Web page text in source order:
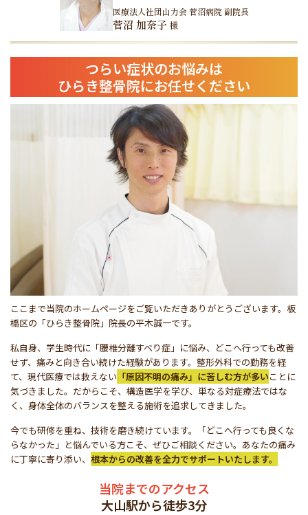
医療法人社団山力会 菅沼病院 副院長
菅沼 加奈子 様
つらい症状のお悩みは
ひらき整骨院にお任せください
ここまで当院のホームページをご覧いただきありがとうございます。板
橋区の「ひらき整骨院」院長の平木誠一です。
私自身、学生時代に「腰椎分離すべり症」に悩み、どこへ行っても改善
せず、痛みと向き合い続けた経験があります。整形外科での勤務を経
て、現代医療では救えない 「原因不明の痛み」に苦しむ方が多いことに
気づきました。だからこそ、構造医学を学び、単なる対症療法ではな
く、身体全体のバランスを整える施術を追求してきました。
今でも研修を重ね、技術を磨き続けています。「どこへ行っても良くな
らなかった」と悩んでいる方こそ、ぜひご相談ください。あなたの痛み
に丁寧に寄り添い、 根本からの改善を全力でサポートいたします。
当院までのアクセス
大山駅から徒歩3分